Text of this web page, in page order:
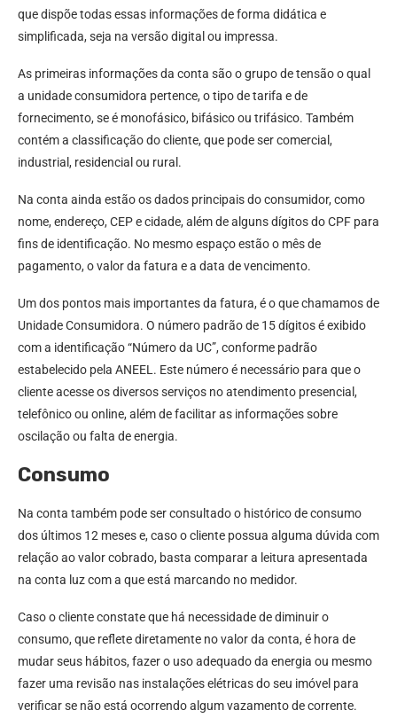
que dispõe todas essas informações de forma didática e
simplificada, seja na versão digital ou impressa.
As primeiras informações da conta são o grupo de tensão o qual
a unidade consumidora pertence, o tipo de tarifa e de
fornecimento, se é monofásico, bifásico ou trifásico. Também
contém a classificação do cliente, que pode ser comercial,
industrial, residencial ou rural.
Na conta ainda estão os dados principais do consumidor, como
nome, endereço, CEP e cidade, além de alguns dígitos do CPF para
fins de identificação. No mesmo espaço estão o mês de
pagamento, o valor da fatura e a data de vencimento.
Um dos pontos mais importantes da fatura, é o que chamamos de
Unidade Consumidora. O número padrão de 15 dígitos é exibido
com a identificação “Número da UC”, conforme padrão
estabelecido pela ANEEL. Este número é necessário para que o
cliente acesse os diversos serviços no atendimento presencial,
telefônico ou online, além de facilitar as informações sobre
oscilação ou falta de energia.
Consumo
Na conta também pode ser consultado o histórico de consumo
dos últimos 12 meses e, caso o cliente possua alguma dúvida com
relação ao valor cobrado, basta comparar a leitura apresentada
na conta luz com a que está marcando no medidor.
Caso o cliente constate que há necessidade de diminuir o
consumo, que reflete diretamente no valor da conta, é hora de
mudar seus hábitos, fazer o uso adequado da energia ou mesmo
fazer uma revisão nas instalações elétricas do seu imóvel para
verificar se não está ocorrendo algum vazamento de corrente.